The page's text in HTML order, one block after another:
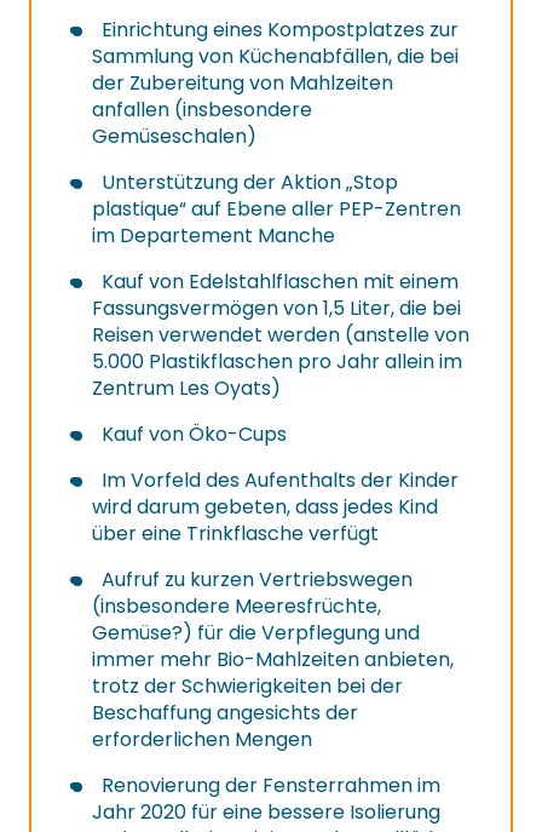
Einrichtung eines Kompostplatzes zur
Sammlung von Küchenabfällen, die bei
der Zubereitung von Mahlzeiten
anfallen (insbesondere
Gemüseschalen)
Unterstützung der Aktion „Stop
plastique“ auf Ebene aller PEP-Zentren
im Departement Manche
Kauf von Edelstahlflaschen mit einem
Fassungsvermögen von 1,5 Liter, die bei
Reisen verwendet werden (anstelle von
5.000 Plastikflaschen pro Jahr allein im
Zentrum Les Oyats)
Kauf von Öko-Cups
Im Vorfeld des Aufenthalts der Kinder
wird darum gebeten, dass jedes Kind
über eine Trinkflasche verfügt
Aufruf zu kurzen Vertriebswegen
(insbesondere Meeresfrüchte,
Gemüse?) für die Verpflegung und
immer mehr Bio-Mahlzeiten anbieten,
trotz der Schwierigkeiten bei der
Beschaffung angesichts der
erforderlichen Mengen
Renovierung der Fensterrahmen im
Jahr 2020 für eine bessere Isolierung